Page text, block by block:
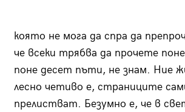
която не мога да спра да
че всеки трябва да прочете
поне десет пъти, не знам. Ние
лесно четиво е, страниците
прелистват. Безумно е, че в